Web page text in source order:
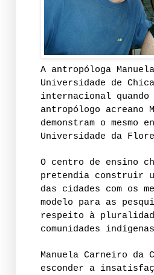
A antropóloga
Universidade de
internacional
antropólogo acreano
demonstram o
Universidade da
O centro de ensino
pretendia construir
das cidades com os
modelo para as
respeito à
comunidades
Manuela Carneiro da
esconder a